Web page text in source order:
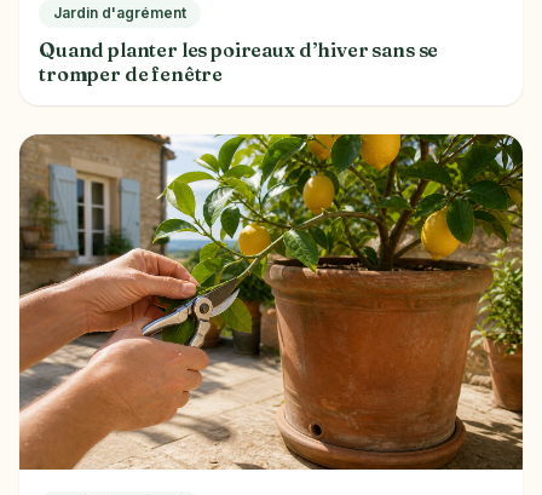
Jardin d'agrément
Quand planter les poireaux d’hiver sans se
tromper de fenêtre